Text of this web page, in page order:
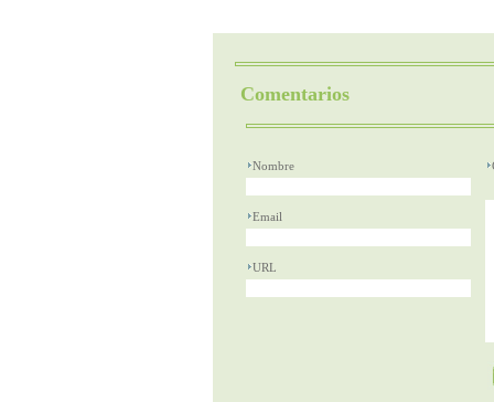
Comentarios
Nombre
Email
URL